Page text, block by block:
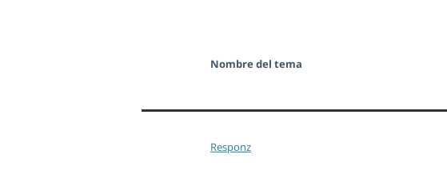
Nombre del tema
Responz